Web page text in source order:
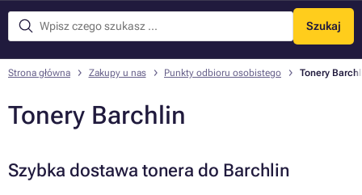
Szukaj
Menu
Strona główna Zakupy u nas Punkty odbioru osobistego Tonery
Tonery Barchlin
Szybka dostawa tonera do Barchlin